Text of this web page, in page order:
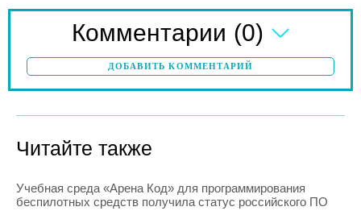
Комментарии (0)
ДОБАВИТЬ КОММЕНТАРИЙ
Читайте также
Учебная среда «Арена Код» для программирования
беспилотных средств получила статус российского ПО